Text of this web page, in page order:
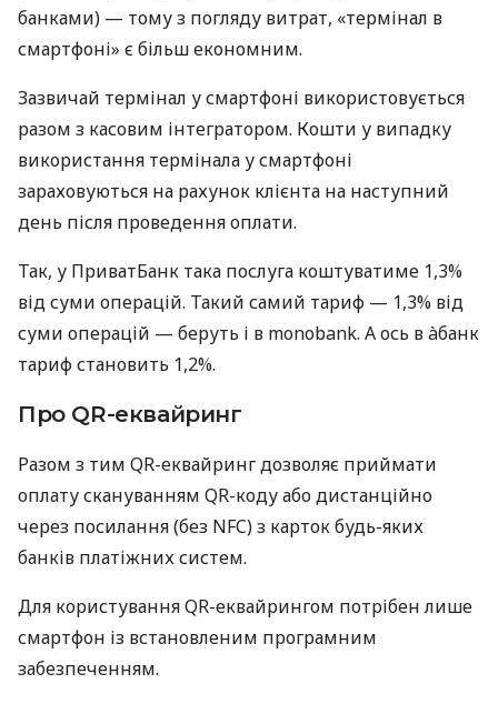
банками) — тому з погляду витрат, «термінал в
смартфоні» є більш економним.
Зазвичай термінал у смартфоні використовується
разом з касовим інтегратором. Кошти у випадку
використання термінала у смартфоні
зараховуються на рахунок клієнта на наступний
день після проведення оплати.
Так, у ПриватБанк така послуга коштуватиме 1,3%
від суми операцій. Такий самий тариф — 1,3% від
суми операцій — беруть і в monobank. А ось в àбанк
тариф становить 1,2%.
Про QR-еквайринг
Разом з тим QR-еквайринг дозволяє приймати
оплату скануванням QR-коду або дистанційно
через посилання (без NFC) з карток будь-яких
банків платіжних систем.
Для користування QR-еквайрингом потрібен лише
смартфон із встановленим програмним
забезпеченням.